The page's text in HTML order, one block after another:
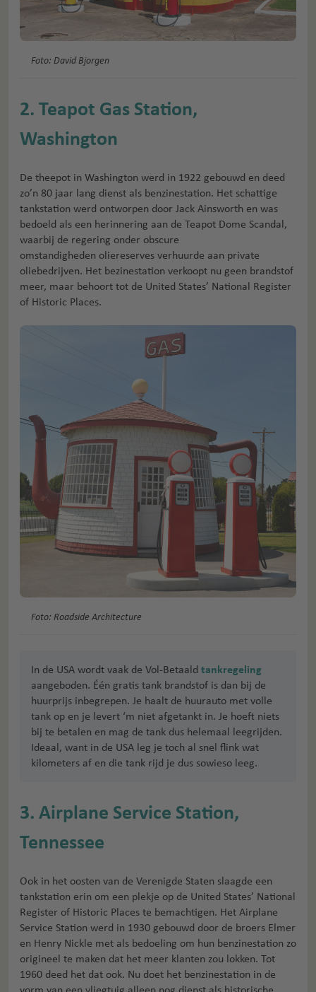
Foto: David Bjorgen
2. Teapot Gas Station,
Washington
De theepot in Washington werd in 1922 gebouwd en deed
zo’n 80 jaar lang dienst als benzinestation. Het schattige
tankstation werd ontworpen door Jack Ainsworth en was
bedoeld als een herinnering aan de Teapot Dome Scandal,
waarbij de regering onder obscure
omstandigheden oliereserves verhuurde aan private
oliebedrijven. Het bezinestation verkoopt nu geen brandstof
meer, maar behoort tot de United States’ National Register
of Historic Places.
Foto: Roadside Architecture
In de USA wordt vaak de Vol-Betaald tankregeling
aangeboden. Één gratis tank brandstof is dan bij de
huurprijs inbegrepen. Je haalt de huurauto met volle
tank op en je levert ‘m niet afgetankt in. Je hoeft niets
bij te betalen en mag de tank dus helemaal leegrijden.
Ideaal, want in de USA leg je toch al snel flink wat
kilometers af en die tank rijd je dus sowieso leeg.
3. Airplane Service Station,
Tennessee
Ook in het oosten van de Verenigde Staten slaagde een
tankstation erin om een plekje op de United States’ National
Register of Historic Places te bemachtigen. Het Airplane
Service Station werd in 1930 gebouwd door de broers Elmer
en Henry Nickle met als bedoeling om hun benzinestation zo
origineel te maken dat het meer klanten zou lokken. Tot
1960 deed het dat ook. Nu doet het benzinestation in de